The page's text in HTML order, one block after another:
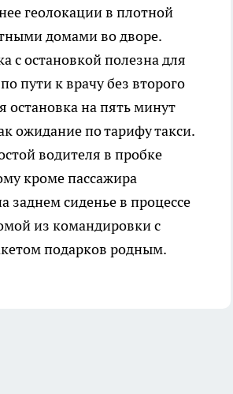
геолокации в плотной
домами во дворе.
с остановкой полезна для
пути к врачу без второго
остановка на пять минут
ожидание по тарифу такси.
водителя в пробке
кроме пассажира
заднем сиденье в процессе
из командировки с
подарков родным.